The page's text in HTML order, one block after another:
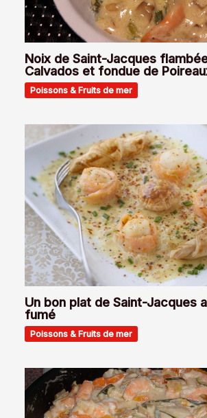
Noix de Saint-Jacques
Calvados et fondue de
Poissons & Fruits de mer
Un bon plat de Saint-Jacques
fumé
Poissons & Fruits de mer